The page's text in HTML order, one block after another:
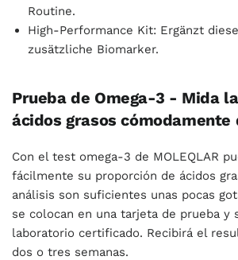
Routine.
High-Performance Kit: Ergänzt
zusätzliche Biomarker.
Prueba de Omega-3 - Mida
ácidos grasos cómodamente
Con el test omega-3 de MOLEQLAR
fácilmente su proporción de ácidos
análisis son suficientes unas pocas
se colocan en una tarjeta de prueba y
laboratorio certificado. Recibirá el
dos o tres semanas.